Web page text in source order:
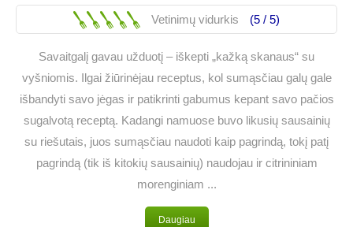
Vetinimų vidurkis (5 / 5)
Savaitgalį gavau užduotį – iškepti „kažką skanaus“ su
vyšniomis. Ilgai žiūrinėjau receptus, kol sumąsčiau galų gale
išbandyti savo jėgas ir patikrinti gabumus kepant savo pačios
sugalvotą receptą. Kadangi namuose buvo likusių sausainių
su riešutais, juos sumąsčiau naudoti kaip pagrindą, tokį patį
pagrindą (tik iš kitokių sausainių) naudojau ir citrininiam
morenginiam ...
Daugiau